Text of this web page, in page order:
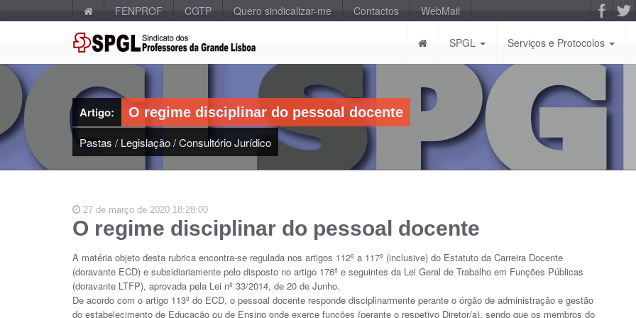
FENPROF CGTP Quero sindicalizar-me Contactos WebMail
SPGL Serviços e Protocolos
Artigo: O regime disciplinar do pessoal docente
Pastas / Legislação/Consultório Jurídico
27 de março de 2020 18:28:00
O regime disciplinar do pessoal docente
A matéria objeto desta rubrica encontra-se regulada nos artigos 112º a 117º (inclusive) do Estatuto da Carreira Docente
(doravante ECD) e subsidiariamente pelo disposto no artigo 176º e seguintes da Lei Geral de Trabalho em Funções Públicas
(doravante LTFP), aprovada pela Lei nº 33/2014, de 20 de Junho.
De acordo com o artigo 113º do ECD, o pessoal docente responde disciplinarmente perante o órgão de administração e gestão
do estabelecimento de Educação ou de Ensino onde exerce funções (perante o respetivo Diretor/a), sendo que os membros do